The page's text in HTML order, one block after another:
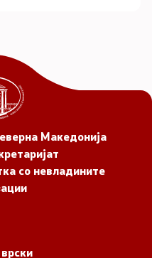
Македонија
со невладините